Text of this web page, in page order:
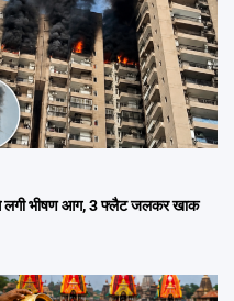
लगी भीषण आग, 3 फ्लैट जलकर खाक